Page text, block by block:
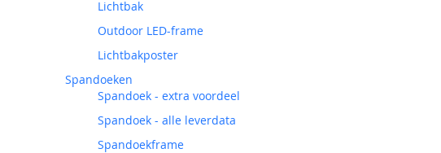
Lichtbak
Outdoor LED-frame
Lichtbakposter
Spandoeken
Spandoek - extra voordeel
Spandoek - alle leverdata
Spandoekframe